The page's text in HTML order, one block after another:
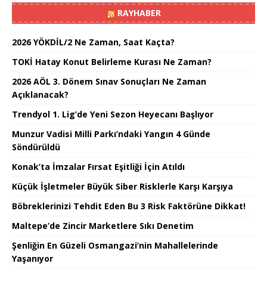
RAYHABER
2026 YÖKDİL/2 Ne Zaman, Saat Kaçta?
TOKİ Hatay Konut Belirleme Kurası Ne Zaman?
2026 AÖL 3. Dönem Sınav Sonuçları Ne Zaman
Açıklanacak?
Trendyol 1. Lig’de Yeni Sezon Heyecanı Başlıyor
Munzur Vadisi Milli Parkı’ndaki Yangın 4 Günde
Söndürüldü
Konak’ta İmzalar Fırsat Eşitliği İçin Atıldı
Küçük İşletmeler Büyük Siber Risklerle Karşı Karşıya
Böbreklerinizi Tehdit Eden Bu 3 Risk Faktörüne Dikkat!
Maltepe’de Zincir Marketlere Sıkı Denetim
Şenliğin En Güzeli Osmangazi’nin Mahallelerinde
Yaşanıyor